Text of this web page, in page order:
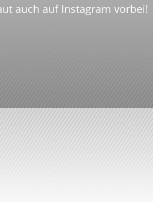
auch auf Instagram vorbei!